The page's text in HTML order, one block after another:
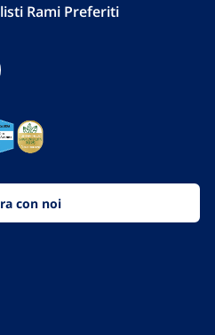
Rami Preferiti
con noi